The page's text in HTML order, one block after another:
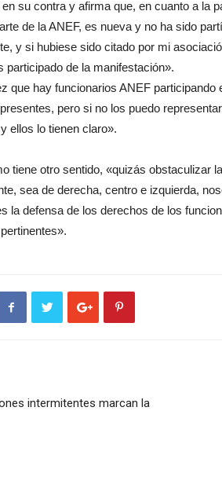
su contra y afirma que, en cuanto a la
de la ANEF, es nueva y no ha sido
y si hubiese sido citado por mi
participado de la manifestación».
que hay funcionarios ANEF
pero si no los puedo
ellos lo tienen claro».
tiene otro sentido, «quizás obstaculizar
sea de derecha, centro e izquierda,
la defensa de los derechos de los
intermitentes marcan la